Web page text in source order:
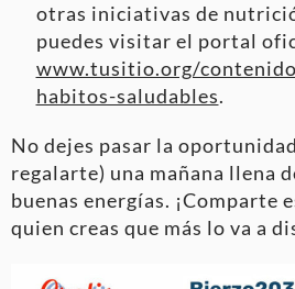
otras iniciativas de
puedes visitar el portal
www.tusitio.org/
habitos-saludables.
No dejes pasar la
regalarte) una mañana llena
buenas energías. ¡Comparte
quien creas que más lo va a